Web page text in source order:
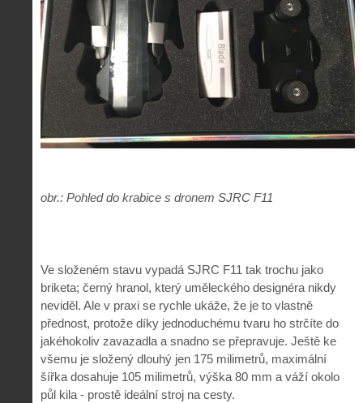
obr.: Pohled do krabice s dronem SJRC F11
Ve složeném stavu vypadá SJRC F11 tak trochu jako
briketa; černý hranol, který uměleckého designéra nikdy
neviděl. Ale v praxi se rychle ukáže, že je to vlastně
přednost, protože díky jednoduchému tvaru ho strčíte do
jakéhokoliv zavazadla a snadno se přepravuje. Ještě ke
všemu je složený dlouhý jen 175 milimetrů, maximální
šířka dosahuje 105 milimetrů, výška 80 mm a váží okolo
půl kila - prostě ideální stroj na cesty.